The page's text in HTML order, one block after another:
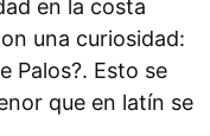
en la costa
una curiosidad:
Palos?. Esto se
que en latín se